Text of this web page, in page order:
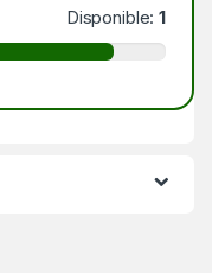
Disponible:1